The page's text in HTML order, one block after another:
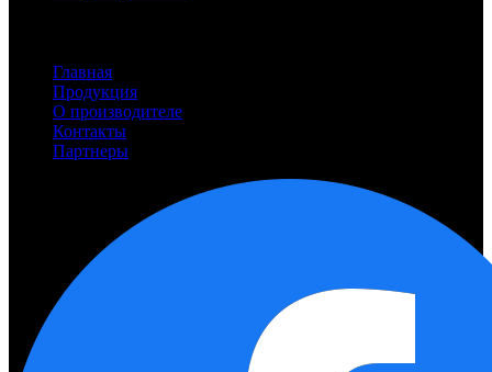
Главная
Продукция
О производителе
Контакты
Партнеры